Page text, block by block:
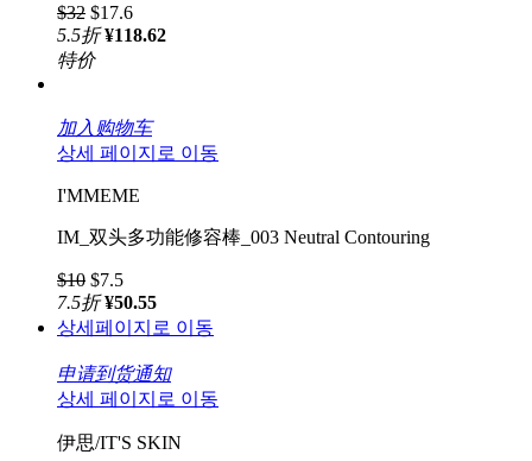
$32 $17.6
5.5折 ¥118.62
特价
加入购物车
상세 페이지로 이동
I'MMEME
IM_双头多功能修容棒_003 Neutral Contouring
$10 $7.5
7.5折 ¥50.55
상세페이지로 이동
申请到货通知
상세 페이지로 이동
伊思/IT'S SKIN